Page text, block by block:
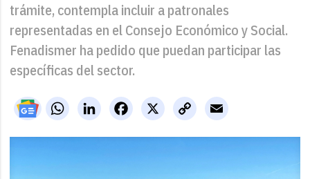
trámite, contempla incluir a patronales
representadas en el Consejo Económico y Social.
Fenadismer ha pedido que puedan participar las
específicas del sector.
WhatsAppLinkedIn X
Facebook
Copy
Link
Email